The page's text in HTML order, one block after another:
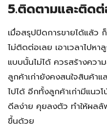
5.ติดตามและติดต่
เมื่อสรุปปิดการขายได้แล้ว
ไม่ติดต่อเลย เอาเวลาไปห
แบบนั้นไม่ได้ ควรสร้างควา
ลูกค้าเก่ายังคงสนใจสินค้าแ
ไปได้ อีกทั้งลูกค้าเก่ามีแนว
ดีลง่าย คุยลงตัว ทำให้ผล
ขึ้นด้วย